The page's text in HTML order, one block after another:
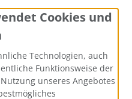
Cookies und
Technologien, auch
Funktionsweise der
unseres Angebotes